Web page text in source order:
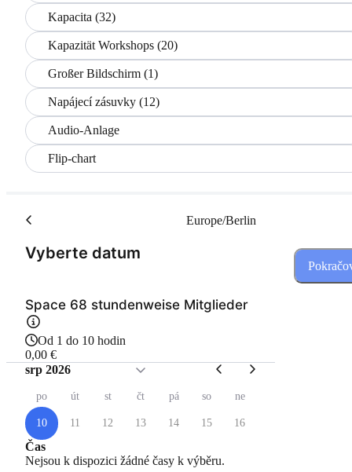
Kapacita (32)
Kapazität Workshops (20)
Großer Bildschirm (1)
Napájecí zásuvky (12)
Audio-Anlage
Flip-chart
Vyberte datum
Europe/Berlin
Space 68 stundenweise Mitglieder
Od 1 do 10 hodin
0,00 €
srp 2026
po út st čt pá so ne
10 11 12 13 14 15 16
Čas
Nejsou k dispozici žádné časy k výběru.